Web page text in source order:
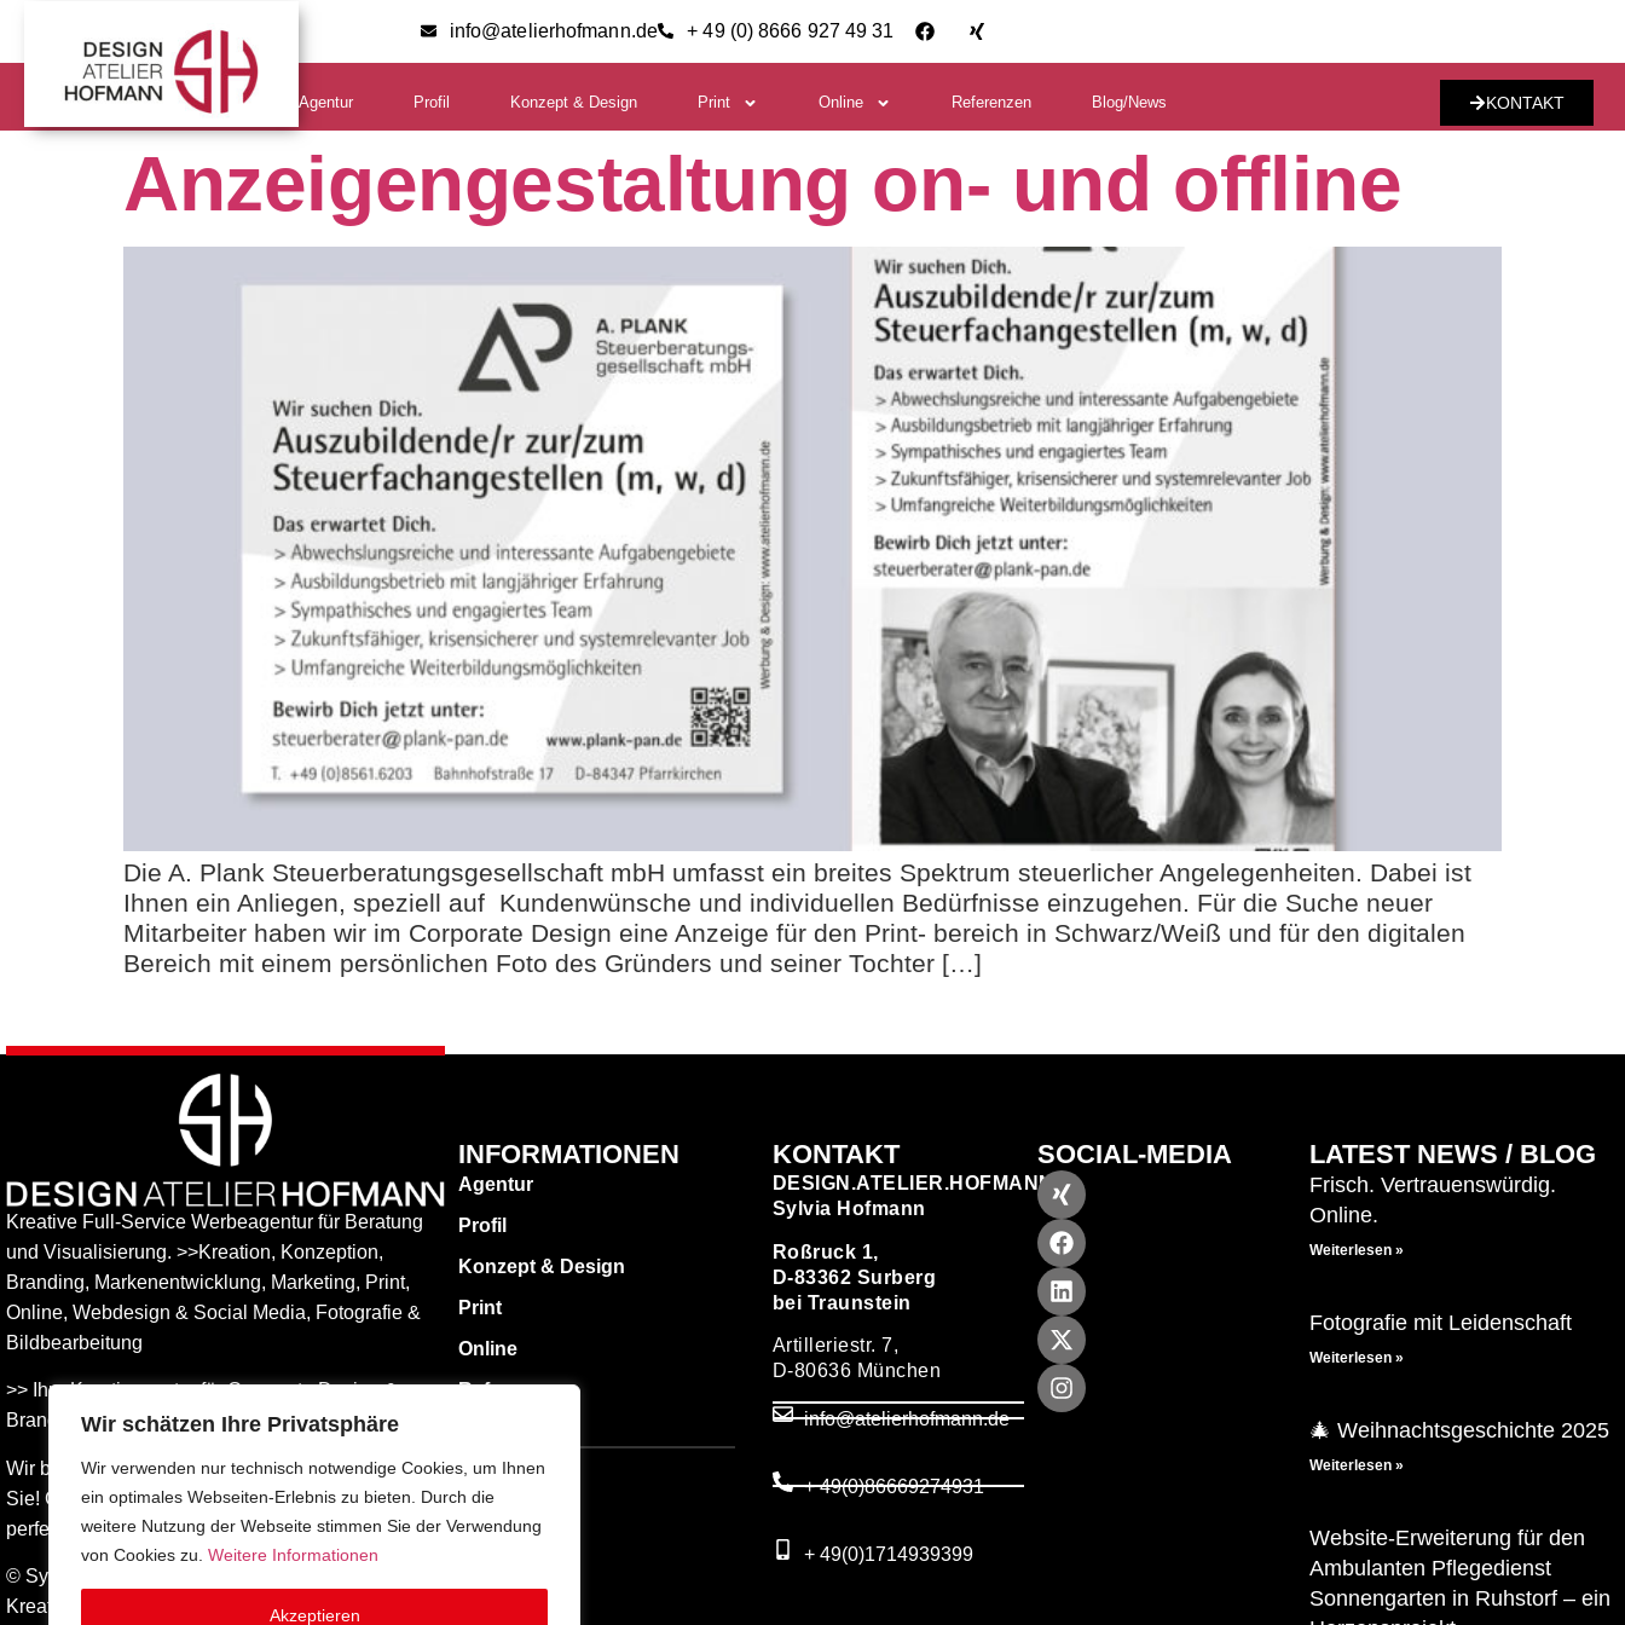
Wir schätzen Ihre Privatsphäre
Wir verwenden nur technisch notwendige Cookies, um Ihnen
ein optimales Webseiten-Erlebnis zu bieten. Durch die
weitere Nutzung der Webseite stimmen Sie der Verwendung
von Cookies zu. Weitere Informationen
Akzeptieren
info@atelierhofmann.de + 49 (0) 8666 927 49 31
KONTAKT
Agentur Profil Konzept & Design Print Online Referenzen Blog/News
Anzeigengestaltung on- und offline
Die A. Plank Steuerberatungsgesellschaft mbH umfasst ein breites Spektrum steuerlicher Angelegenheiten. Dabei ist
Ihnen ein Anliegen, speziell auf Kundenwünsche und individuellen Bedürfnisse einzugehen. Für die Suche neuer
Mitarbeiter haben wir im Corporate Design eine Anzeige für den Print- bereich in Schwarz/Weiß und für den digitalen
Bereich mit einem persönlichen Foto des Gründers und seiner Tochter […]
Kreative Full-Service Werbeagentur für Beratung
und Visualisierung. >>Kreation, Konzeption,
Branding, Markenentwicklung, Marketing, Print,
Online, Web­design & Social Media, Fotografie &
Bildbear­bei­tung
>> Ihre Kreativagentur für Corporate Design &
Branding Entwicklung – ganz in Ihrer Nähe.
Wir beraten Sie umfassend – und freuen uns auf
Sie! Gemeinsam finden wird die Werbung, die
perfekt zu Ihnen passt.
© Sylvia Hofmann DESIGN.ATELIER.HOFMANN
Kreative Werbeagentur Surberg bei Traunstein –
INFORMATIONEN
Agentur
Profil
Konzept & Design
Print
Online
Referenzen
Impressum
Datenschutz
KONTAKT
DESIGN.ATELIER.HOFMANN
Sylvia Hofmann
Roßruck 1,
D-83362 Surberg
bei Traunstein
Artilleriestr. 7,
D-80636 München
info@atelierhofmann.de
+ 49(0)86669274931
+ 49(0)1714939399
SOCIAL-MEDIA LATEST NEWS / BLOG
Frisch. Vertrauenswürdig.
Online.
Weiterlesen »
Fotografie mit Leidenschaft
Weiterlesen »
🎄 Weihnachtsgeschichte 2025
Weiterlesen »
Website-Erweiterung für den
Ambulanten Pflegedienst
Sonnengarten in Ruhstorf – ein